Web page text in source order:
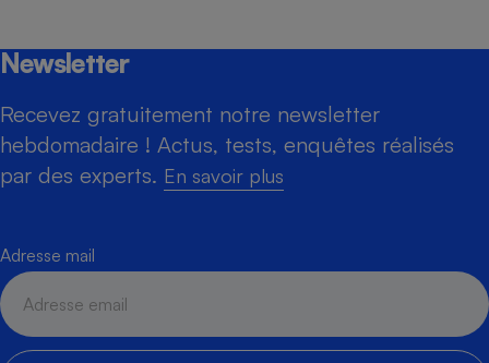
Newsletter
Recevez gratuitement notre newsletter
hebdomadaire ! Actus, tests, enquêtes réalisés
par des experts. En savoir plus
Adresse mail